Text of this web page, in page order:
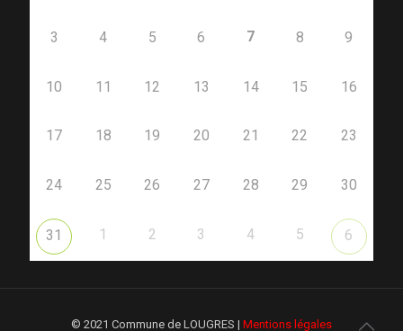
3 4 5 6 7 8 9
10 11 12 13 14 15 16
17 18 19 20 21 22 23
24 25 26 27 28 29 30
31 1 2 3 4 5 6
© 2021 Commune de LOUGRES | Mentions légales